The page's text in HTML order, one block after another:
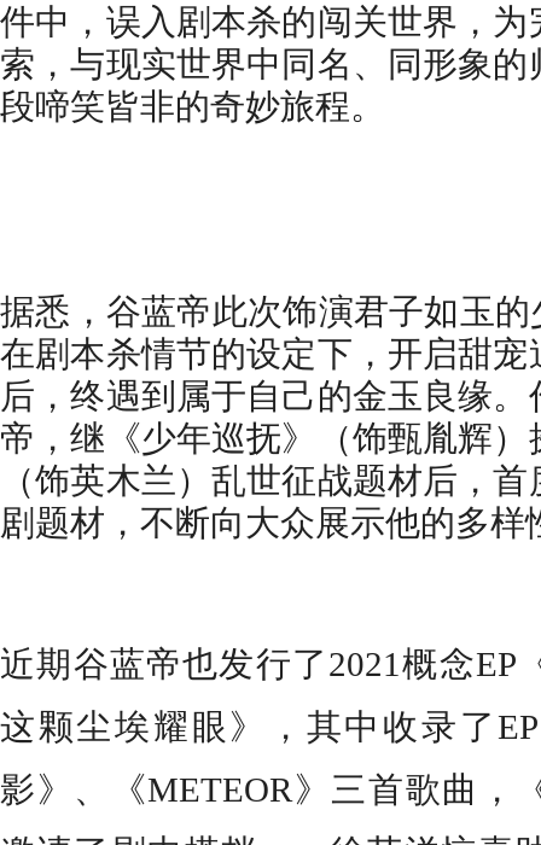
件中，误入剧本杀的闯关世界，
索，与现实世界中同名、同形象
段啼笑皆非的奇妙旅程。
据悉，谷蓝帝此次饰演君子如玉的
在剧本杀情节的设定下，开启甜宠
后 ，终遇到属于自己的金玉良缘
帝，继《少年巡抚》（饰甄胤辉
（饰英木兰）乱世征战题材后，
剧题材，不断向大众展示他的多样
近期谷蓝帝也发行了2021概念EP
这颗尘埃耀眼》，其中收录了
影》、《METEOR》三首歌曲，